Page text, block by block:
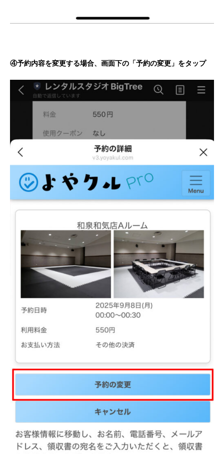
④予約内容を変更する場合、画面下の「予約の変更」をタップ